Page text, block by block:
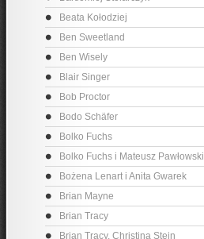
Beata Kołodziej
Ben Sweetland
Ben Wisely
Blair Singer
Bob Proctor
Bodo Schäfer
Bolko Fuchs
Bolko Fuchs i Mateusz Pawłowski
Bożena Lenart i Anita Gwarek
Brian Mayne
Brian Tracy
Brian Tracy, Christina Stein